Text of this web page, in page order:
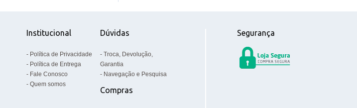
Institucional
Política de Privacidade
Política de Entrega
Fale Conosco
Quem somos
Dúvidas
Troca, Devolução,
Garantia
Navegação e Pesquisa
Compras
Segurança